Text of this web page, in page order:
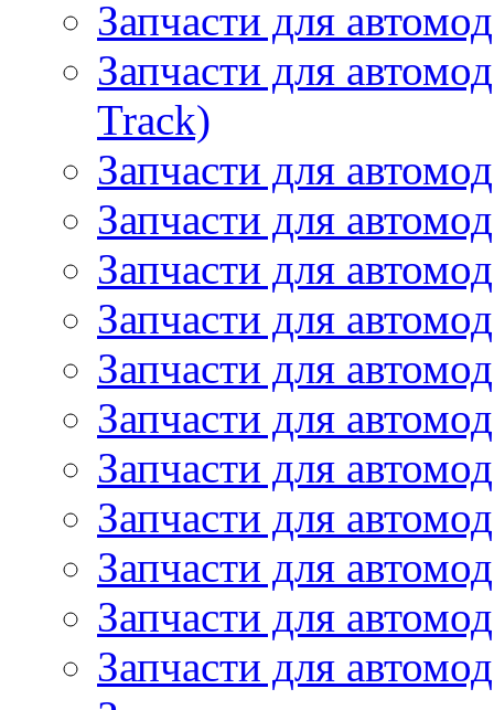
Запчасти для
Запчасти для
Track)
Запчасти для
Запчасти для
Запчасти для
Запчасти для
Запчасти для
Запчасти для
Запчасти для
Запчасти для
Запчасти для
Запчасти для
Запчасти для